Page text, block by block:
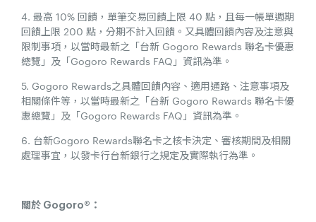
4. 最高 10% 回饋，單筆交易回饋上限 40 點，且每一帳單週期
回饋上限 200 點，分期不計入回饋。又具體回饋內容及注意與
限制事項，以當時最新之「台新 Gogoro Rewards 聯名卡優惠
總覽」及「Gogoro Rewards FAQ」資訊為準。
5. Gogoro Rewards之具體回饋內容、適用通路、注意事項及
相關條件等，以當時最新之「台新 Gogoro Rewards 聯名卡優
惠總覽」及「Gogoro Rewards FAQ」資訊為準。
6. 台新Gogoro Rewards聯名卡之核卡決定、審核期間及相關
處理事宜，以發卡行台新銀行之規定及實際執行為準。
關於 Gogoro®：